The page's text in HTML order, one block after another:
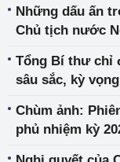
Những dấu ấn
Chủ tịch nước
Tổng Bí thư chỉ
sâu sắc, kỳ
Chùm ảnh:
phủ nhiệm kỳ